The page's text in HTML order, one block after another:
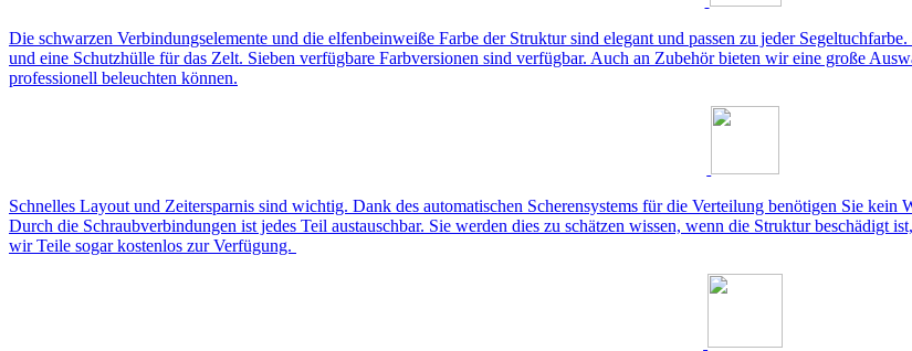
Die schwarzen Verbindungselemente und die elfenbeinweiße Farbe der Struktur sind elegant und passen zu jeder
und eine Schutzhülle für das Zelt. Sieben verfügbare Farbversionen sind verfügbar. Auch an Zubehör bieten wir eine große
professionell beleuchten können.
Schnelles Layout und Zeitersparnis sind wichtig. Dank des automatischen Scherensystems für die Verteilung benötigen Sie
Durch die Schraubverbindungen ist jedes Teil austauschbar. Sie werden dies zu schätzen wissen, wenn die Struktur beschädigt
wir Teile sogar kostenlos zur Verfügung.